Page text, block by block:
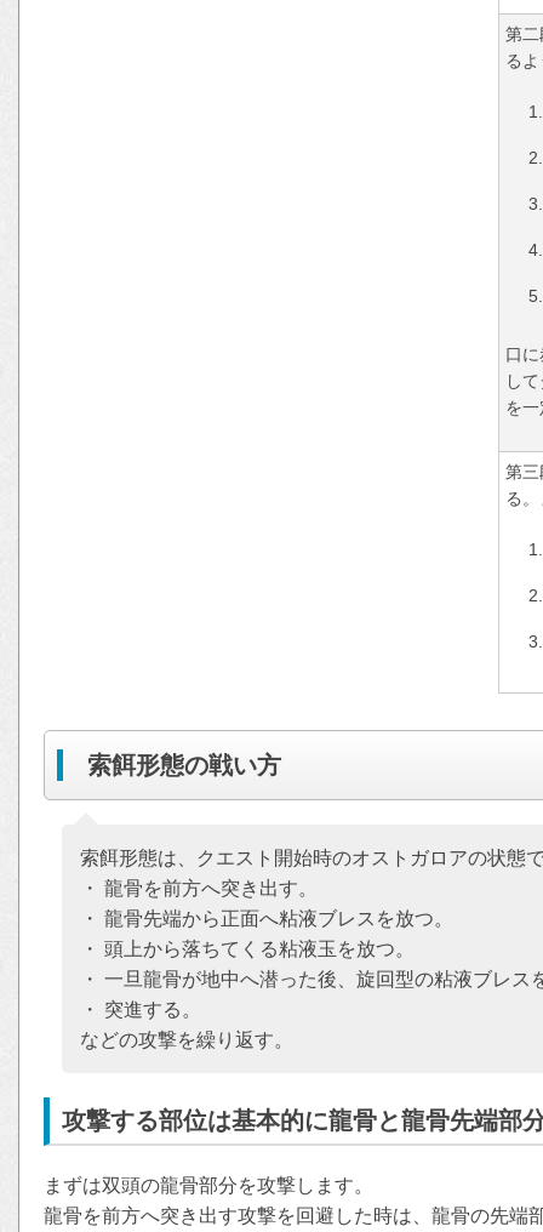
第二
る
口
し
を
第三
る
索餌形態の戦い方
索餌形態は、クエスト開始時のオストガロアの状態
・ 龍骨を前方へ突き出す。
・ 龍骨先端から正面へ粘液ブレスを放つ。
・ 頭上から落ちてくる粘液玉を放つ。
・ 一旦龍骨が地中へ潜った後、旋回型の粘液ブレス
・ 突進する。
などの攻撃を繰り返す。
攻撃する部位は基本的に龍骨と龍骨先端部
まずは双頭の龍骨部分を攻撃します。
龍骨を前方へ突き出す攻撃を回避した時は、龍骨の先端